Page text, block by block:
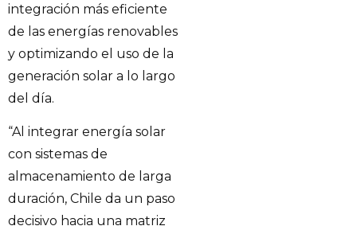
integración más eficiente
de las energías renovables
y optimizando el uso de la
generación solar a lo largo
del día.
“Al integrar energía solar
con sistemas de
almacenamiento de larga
duración, Chile da un paso
decisivo hacia una matriz